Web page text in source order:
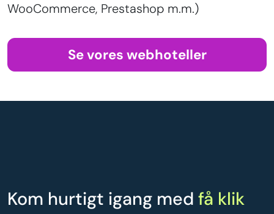
WooCommerce, Prestashop m.m.)
Se vores webhoteller
Kom hurtigt igang med få klik